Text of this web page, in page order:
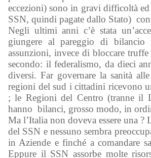
eccezioni) sono in gravi difficoltà
SSN, quindi pagate dallo Stato)
Negli ultimi anni c’è stata
giungere al pareggio di
assunzioni, invece di bloccare
secondo: il federalismo, da dieci
diversi. Far governare la sanità
regioni del sud i cittadini ricevono
; le Regioni del Centro (tranne il
hanno bilanci, grosso modo, in
Ma l’Italia non doveva essere una
del SSN e nessuno sembra
in Aziende e finché a comandare
Eppure il SSN assorbe molte